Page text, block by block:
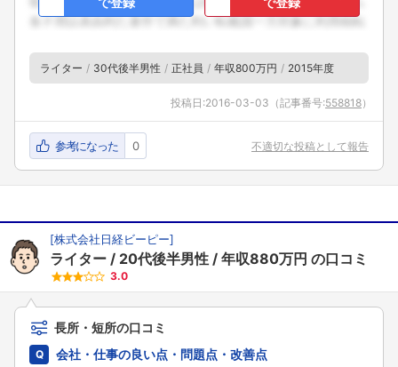
ライター 30代後半男性 正社員 年収800万円 2015年度
投稿日:2016-03-03 （記事番号:558818）
参考になった 0 不適切な投稿として報告
[株式会社日経ビーピー]
ライター 20代後半男性 年収880万円 の口コミ
3.0
長所・短所の口コミ
会社・仕事の良い点・問題点・改善点